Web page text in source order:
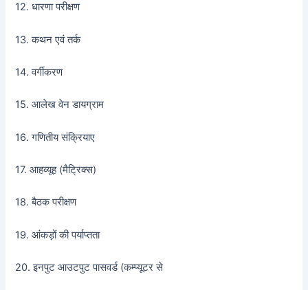
12. धारणा परीक्षण
13. कथन एवं तर्क
14. वर्गीकरण
15. आलेख वेन डायग्राम
16. गणितीय संक्रियाए
17. आहव्यूह (मैट्रिक्स)
18. बैठक परीक्षण
19. आंकड़ों की पर्याप्तता
20. इनपुट आउटपुट पासवर्ड (कम्प्यूटर से